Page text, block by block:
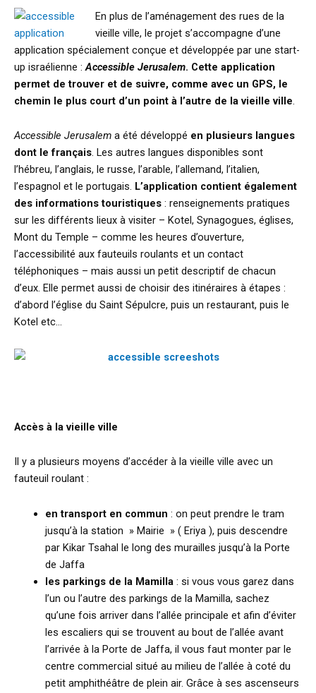
En plus de l’aménagement des rues de la
vieille ville, le projet s’accompagne d’une
application spécialement conçue et développée par une start-
up israélienne :Accessible Jerusalem. Cette application
permet de trouver et de suivre, comme avec un GPS, le
chemin le plus court d’un point à l’autre de la vieille ville.
Accessible Jerusalem a été développé en plusieurs langues
dont le français. Les autres langues disponibles sont
l’hébreu, l’anglais, le russe, l’arable, l’allemand, l’italien,
l’espagnol et le portugais. L’application contient également
des informations touristiques : renseignements pratiques
sur les différents lieux à visiter – Kotel, Synagogues, églises,
Mont du Temple – comme les heures d’ouverture,
l’accessibilité aux fauteuils roulants et un contact
téléphoniques – mais aussi un petit descriptif de chacun
d’eux. Elle permet aussi de choisir des itinéraires à étapes :
d’abord l’église du Saint Sépulcre, puis un restaurant, puis le
Kotel etc…
Accès à la vieille ville
Il y a plusieurs moyens d’accéder à la vieille ville avec un
fauteuil roulant :
en transport en commun : on peut prendre le tram
jusqu’à la station » Mairie » ( Eriya ), puis descendre
par Kikar Tsahal le long des murailles jusqu’à la Porte
de Jaffa
les parkings de la Mamilla: si vous vous garez dans
l’un ou l’autre des parkings de la Mamilla, sachez
qu’une fois arriver dans l’allée principale et afin d’éviter
les escaliers qui se trouvent au bout de l’allée avant
l’arrivée à la Porte de Jaffa, il vous faut monter par le
centre commercial situé au milieu de l’allée à coté du
petit amphithéâtre de plein air. Grâce à ses ascenseurs